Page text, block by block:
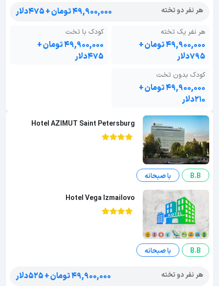
هر نفر دو تخته ۴۹,۹۰۰,۰۰۰ تومان + ۴۷۵دلار
هر نفر یک تخته
۴۹,۹۰۰,۰۰۰ تومان +
۷۹۵دلار
کودک با تخت
۴۹,۹۰۰,۰۰۰ تومان +
۴۷۵دلار
کودک بدون تخت
۴۹,۹۰۰,۰۰۰ تومان +
۲۱۰دلار
Hotel AZIMUT Saint Petersburg
B.B با صبحانه
Hotel Vega Izmailovo
B.B با صبحانه
هر نفر دو تخته ۴۹,۹۰۰,۰۰۰ تومان + ۵۲۵دلار